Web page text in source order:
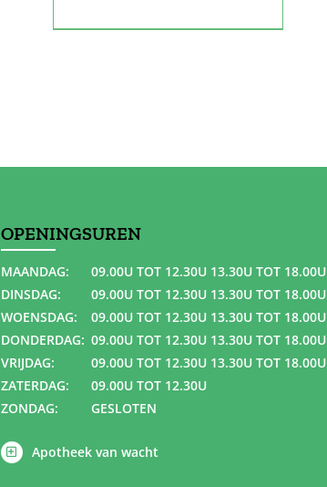
OPENINGSUREN
MAANDAG:
09.00U TOT 12.30U 13.30U TOT 18.00U
DINSDAG:
09.00U TOT 12.30U 13.30U TOT 18.00U
WOENSDAG:
09.00U TOT 12.30U 13.30U TOT 18.00U
DONDERDAG: 09.00U TOT 12.30U 13.30U TOT 18.00U
VRIJDAG:
09.00U TOT 12.30U 13.30U TOT 18.00U
ZATERDAG:
09.00U TOT 12.30U
ZONDAG:
GESLOTEN
Apotheek van wacht